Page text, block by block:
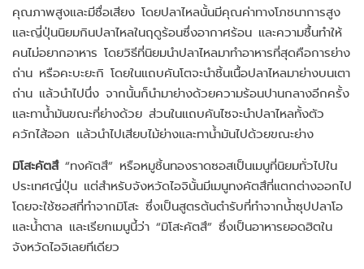
คุณภาพสูงและมีชื่อเสียง โดยปลาไหลนั้นมีคุณค่าทางโภชนาการสูง
และญี่ปุ่นนิยมกินปลาไหลในฤดูร้อนซึ่งอากาศร้อน และความชื้นทำให้
คนไม่อยากอาหาร โดยวิธีที่นิยมนำปลาไหลมาทำอาหารที่สุดคือการย่าง
ถ่าน หรือคะบะยะกิ โดยในแถบคันโตจะนำชิ้นเนื้อปลาไหลมาย่างบนเตา
ถ่าน แล้วนำไปนึ่ง จากนั้นก็นำมาย่างด้วยความร้อนปานกลางอีกครั้ง
และทาน้ำมันขณะที่ย่างด้วย ส่วนในแถบคันไซจะนำปลาไหลทั้งตัว
ควักไส้ออก แล้วนำไปเสียบไม้ย่างและทาน้ำมันไปด้วยขณะย่าง
มิโสะคัตสึ“ทงคัตสึ” หรือหมูชิ้นทองราดซอสเป็นเมนูที่นิยมทั่วไปใน
ประเทศญี่ปุ่น แต่สำหรับจังหวัดไอจินั้นมีเมนูทงคัตสึที่แตกต่างออกไป
โดยจะใช้ซอสที่ทำจากมิโสะ ซึ่งเป็นสูตรต้นตำรับที่ทำจากน้ำซุปปลาโอ
และน้ำตาล และเรียกเมนูนี้ว่า “มิโสะคัตสึ” ซึ่งเป็นอาหารยอดฮิตใน
จังหวัดไอจิเลยทีเดียว